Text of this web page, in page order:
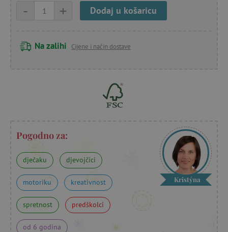
+
- Dodaj u košaricu
Na zalihi Cijene i način dostave
Pogodno za:
dječaku djevojčici
motoriku kreativnost
spretnost predškolci
od 6 godina
Kristýna